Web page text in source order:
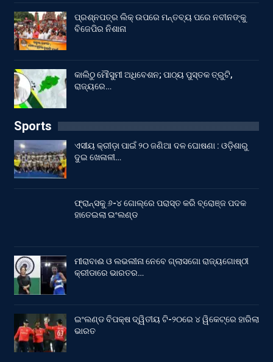
ପ୍ରଶ୍ନପତ୍ର ଲିକ୍ ଉପରେ ମନ୍ତବ୍ୟ ପରେ ନବୀନଙ୍କୁ
ବିଜେପିର ନିଶାନା
କାଲିଠୁ ମୌସୁମୀ ଅଧିବେଶନ; ପାଠ୍ୟ ପୁସ୍ତକ ତ୍ରୁଟି,
ରାଜ୍ୟରେ…
Sports
ଏସୀୟ କ୍ରୀଡ଼ା ପାଇଁ ୨୦ ଜଣିଆ ଦଳ ଘୋଷଣା : ଓଡ଼ିଶାରୁ
ଦୁଇ ଖେଳାଳୀ…
ଫ୍ରାନ୍ସକୁ ୬-୪ ଗୋଲ୍‌ରେ ପରାସ୍ତ କରି ବ୍ରୋଞ୍ଜ ପଦକ
ହାତେଇଲା ଇଂଲଣ୍ଡ
ମୀରାବାଈ ଓ ଲଭଲୀନା ନେବେ ଗ୍ଲାସଗୋ ରାଜ୍ୟଗୋଷ୍ଠୀ
କ୍ରୀଡାରେ ଭାରତର…
ଇଂଲଣ୍ଡ ବିପକ୍ଷ ଦ୍ୱିତୀୟ ଟି-୨୦ରେ ୪ ୱିକେଟ୍‌ରେ ହାରିଲା
ଭାରତ